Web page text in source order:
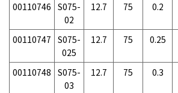
00110746 S075-
02
12.7 75 0.2
00110747 S075-
025
12.7 75 0.25
00110748 S075-
03
12.7 75 0.3